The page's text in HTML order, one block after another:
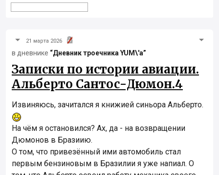
21 марта 2026
в дневнике “Дневник троечника YUM\'а”
Записки по истории авиации.
Альберто Сантос-Дюмон.4
Извиняюсь, зачитался я книжией синьора Альберто.
На чём я остановился? Ах, да - на возвращении
Дюмонов в Бразиию.
О том, что привезённый ими автомобиль стал
первым бензиновым в Бразилии я уже напиал. О